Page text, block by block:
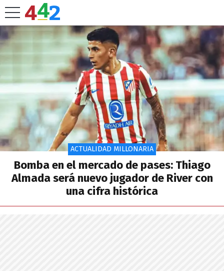
ACTUALIDAD MILLONARIA
Bomba en el mercado de pases: Thiago
Almada será nuevo jugador de River con
una cifra histórica